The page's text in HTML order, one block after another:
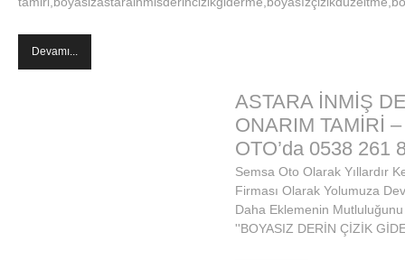
Devamı...
ASTARA İNMİŞ
ONARIM TAMİRİ
OTO’da 0538 261
Semsa Oto Olarak Yıllardır
Firması Olarak Yolumuza
Daha Eklemenin
''BOYASIZ DERİN ÇİZİK